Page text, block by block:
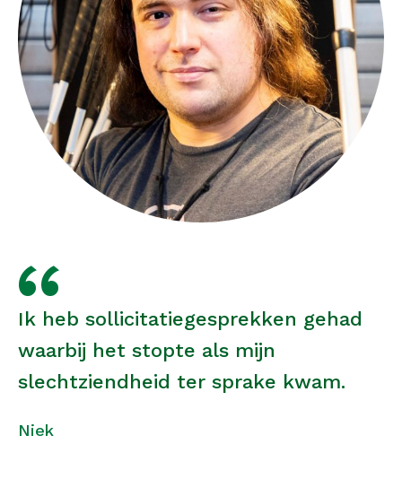
Ik heb sollicitatiegesprekken gehad
waarbij het stopte als mijn
slechtziendheid ter sprake kwam.
Niek